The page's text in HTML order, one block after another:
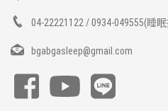
04-22221122 / 0934-049555(睡
bgabgasleep@gmail.com